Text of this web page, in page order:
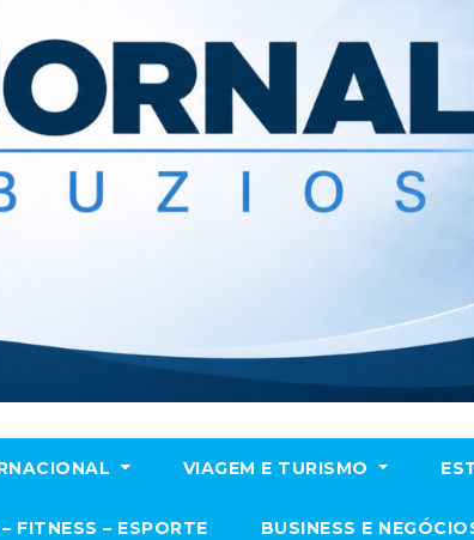
VIAGEM E TURISMO
FITNESS – ESPORTE BUSINESS E